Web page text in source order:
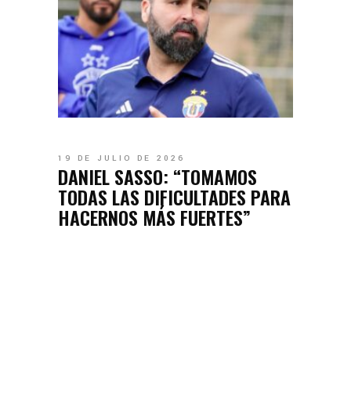
19 DE JULIO DE 2026
DANIEL SASSO: “TOMAMOS
TODAS LAS DIFICULTADES PARA
HACERNOS MÁS FUERTES”